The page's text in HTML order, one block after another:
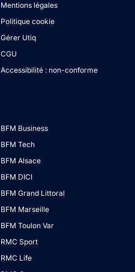
Mentions légales
Politique cookie
Gérer Utiq
CGU
Accessibilité : non-conforme
BFM Business
BFM Tech
BFM Alsace
BFM DICI
BFM Grand Littoral
BFM Marseille
BFM Toulon Var
RMC Sport
RMC Life